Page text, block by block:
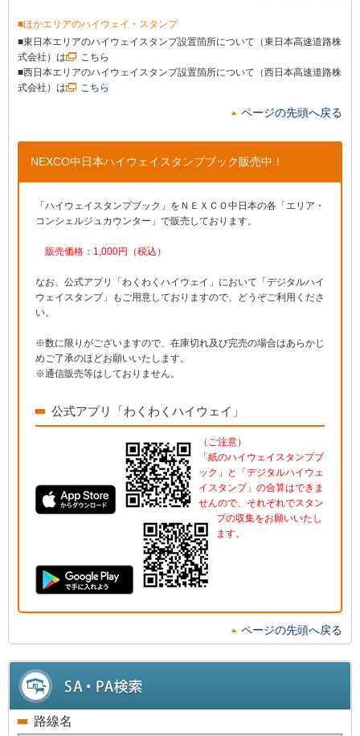
■ほかエリアのハイウェイ・スタンプ
■東日本エリアのハイウェイスタンプ設置箇所について（東日本高速道路株
式会社）は
こちら
■西日本エリアのハイウェイスタンプ設置箇所について（西日本高速道路株
式会社）は
こちら
ページの先頭へ戻る
NEXCO中日本ハイウェイスタンプブック販売中！
「ハイウェイスタンプブック」をＮＥＸＣＯ中日本の各「エリア・
コンシェルジュカウンター」で販売しております。
販売価格：1,000円（税込）
なお、公式アプリ「わくわくハイウェイ」において「デジタルハイ
ウェイスタンプ」もご用意しておりますので、どうぞご利用くださ
い。
※数に限りがございますので、在庫切れ及び完売の場合はあらかじ
めご了承のほどお願いいたします。
※通信販売等はしておりません。
公式アプリ「わくわくハイウェイ」
（ご注意）
「紙のハイウェイスタンプブ
ック」と「デジタルハイウェ
イスタンプ」の合算はできま
せんので、それぞれでスタン
プの収集をお願いいたし
ます。
ページの先頭へ戻る
路線名